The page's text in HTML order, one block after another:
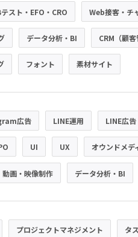
スト・EFO・CRO Web接客・チ
データ分析・BI CRM（顧客
フォント 素材サイト
広告 LINE運用 LINE広告
UI UX オウンドメデ
動画・映像制作 データ分析・BI
プロジェクトマネジメント タ